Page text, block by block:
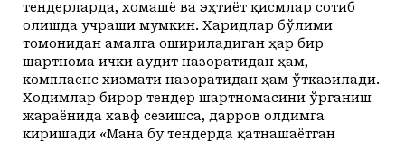
тендерларда, хомашё ва эҳтиёт қисмлар сотиб
олишда учраши мумкин. Харидлар бўлими
томонидан амалга ошириладиган ҳар бир
шартнома ички аудит назоратидан ҳам,
комплаенс хизмати назоратидан ҳам ўтказилади.
Ходимлар бирор тендер шартномасини ўрганиш
жараёнида хавф сезишса, дарров олдимга
киришади «Мана бу тендерда қатнашаётган